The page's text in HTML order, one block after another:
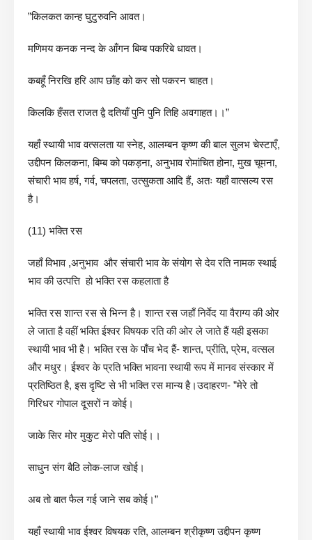
”किलकत कान्ह घुटुरुवनि आवत।
मणिमय कनक नन्द के आँगन बिम्ब पकरिबे धावत।
कबहूँ निरखि हरि आप छाँह को कर सो पकरन चाहत।
किलकि हँसत राजत द्वै दतियाँ पुनि पुनि तिहि अवगाहत।।”
यहाँ स्थायी भाव वत्सलता या स्नेह, आलम्बन कृष्ण की बाल सुलभ चेस्टाएँ,
उद्दीपन किलकना, बिम्ब को पकड़ना, अनुभाव रोमांचित होना, मुख चूमना,
संचारी भाव हर्ष, गर्व, चपलता, उत्सुकता आदि हैं, अतः यहाँ वात्सल्य रस
है।
(11) भक्ति रस
जहाँ विभाव ,अनुभाव और संचारी भाव के संयोग से देव रति नामक स्थाई
भाव की उत्पत्ति हो भक्ति रस कहलाता है
भक्ति रस शान्त रस से भिन्न है। शान्त रस जहाँ निर्वेद या वैराग्य की ओर
ले जाता है वहीं भक्ति ईश्वर विषयक रति की ओर ले जाते हैं यही इसका
स्थायी भाव भी है। भक्ति रस के पाँच भेद हैं- शान्त, प्रीति, प्रेम, वत्सल
और मधुर। ईश्वर के प्रति भक्ति भावना स्थायी रूप में मानव संस्कार में
प्रतिष्ठित है, इस दृष्टि से भी भक्ति रस मान्य है।उदाहरण- ”मेरे तो
गिरिधर गोपाल दूसरों न कोई।
जाके सिर मोर मुकुट मेरो पति सोई।।
साधुन संग बैठि लोक-लाज खोई।
अब तो बात फैल गई जाने सब कोई।”
यहाँ स्थायी भाव ईश्वर विषयक रति, आलम्बन श्रीकृष्ण उद्दीपन कृष्ण